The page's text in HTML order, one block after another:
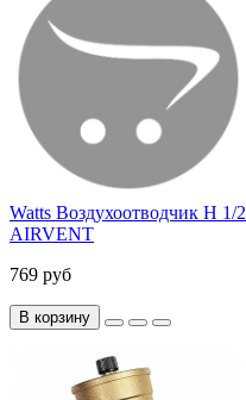
Watts Воздухоотводчик Н 1/
AIRVENT
769 руб
В корзину